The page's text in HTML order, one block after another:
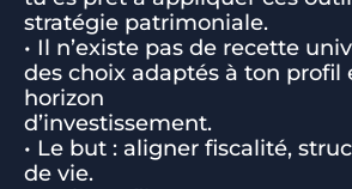
stratégie patrimoniale.
• Il n’existe pas de recette
des choix adaptés à ton profil
horizon
d’investissement.
• Le but : aligner fiscalité,
de vie.